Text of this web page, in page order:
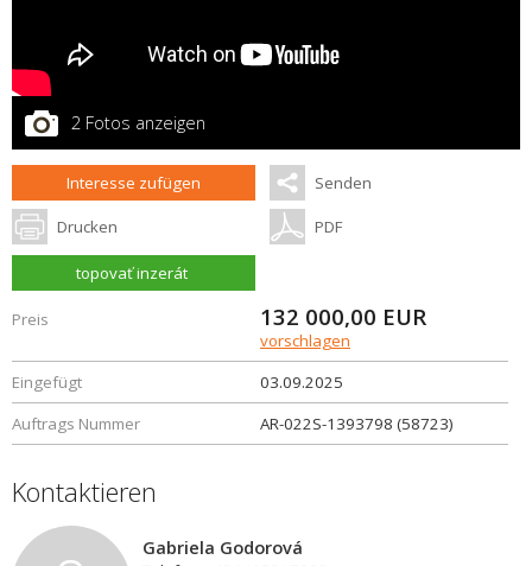
2 Fotos anzeigen
Interesse zufügen Senden
Drucken PDF
topovať inzerát
Preis 132 000,00 EUR
vorschlagen
Eingefügt
03.09.2025
Auftrags Nummer
AR-022S-1393798 (58723)
Kontaktieren
Gabriela Godorová